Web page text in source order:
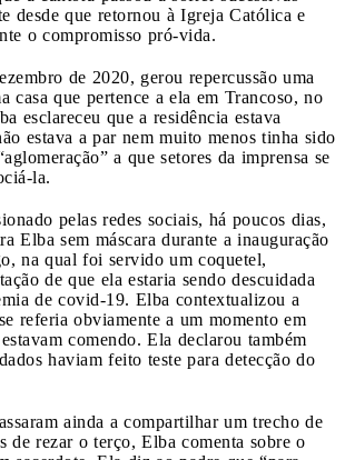
desde que retornou à Igreja Católica e
o compromisso pró-vida.
de 2020, gerou repercussão uma
casa que pertence a ela em Trancoso, no
esclareceu que a residência estava
estava a par nem muito menos tinha sido
a que setores da imprensa se
la.
pelas redes sociais, há poucos dias,
Elba sem máscara durante a inauguração
na qual foi servido um coquetel,
de que ela estaria sendo descuidada
de covid-19. Elba contextualizou a
referia obviamente a um momento em
comendo. Ela declarou também
haviam feito teste para detecção do
ainda a compartilhar um trecho de
de rezar o terço, Elba comenta sobre o